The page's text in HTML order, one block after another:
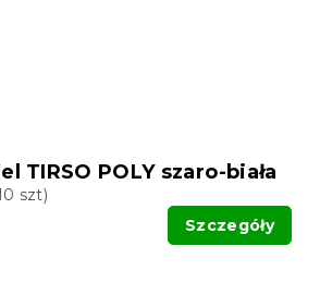
TIRSO POLY szaro-biała
szt)
Szczegóły